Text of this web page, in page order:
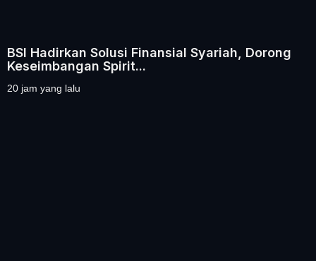
BSI Hadirkan Solusi Finansial Syariah, Dorong
Keseimbangan Spirit...
20 jam yang lalu